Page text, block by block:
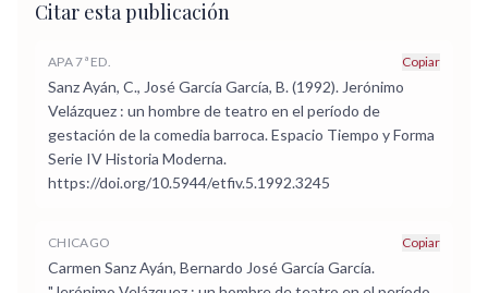
Citar esta publicación
APA 7ª ED. Copiar
Sanz Ayán, C., José García García, B. (1992). Jerónimo
Velázquez : un hombre de teatro en el período de
gestación de la comedia barroca. Espacio Tiempo y Forma
Serie IV Historia Moderna.
https://doi.org/10.5944/etfiv.5.1992.3245
CHICAGO Copiar
Carmen Sanz Ayán, Bernardo José García García.